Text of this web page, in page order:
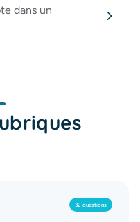
dans un
32 questions